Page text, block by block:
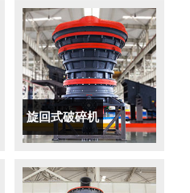
旋回式破碎机